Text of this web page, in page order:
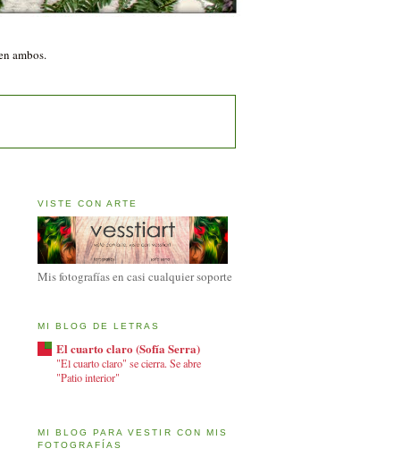
ambos.
VISTE CON ARTE
Mis fotografías en casi cualquier soporte
MI BLOG DE LETRAS
El cuarto claro (Sofía Serra)
"El cuarto claro" se cierra. Se abre
"Patio interior"
MI BLOG PARA VESTIR CON MIS
FOTOGRAFÍAS